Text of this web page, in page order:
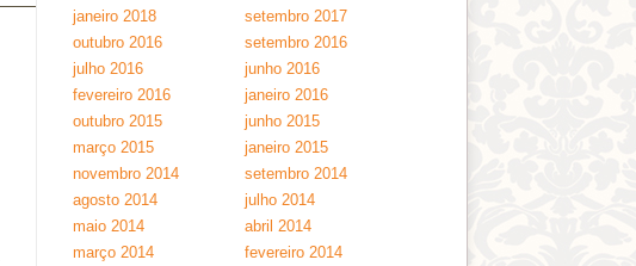
janeiro 2018
setembro 2017
outubro 2016
setembro 2016
julho 2016
junho 2016
fevereiro 2016
janeiro 2016
outubro 2015
junho 2015
março 2015
janeiro 2015
novembro 2014
setembro 2014
agosto 2014
julho 2014
maio 2014
abril 2014
março 2014
fevereiro 2014